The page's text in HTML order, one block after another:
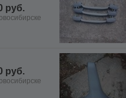
руб.
руб.